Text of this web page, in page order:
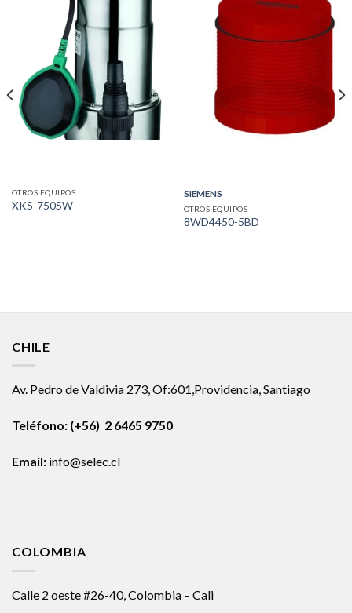
OTROS EQUIPOS
XKS-750SW
SIEMENS
OTROS EQUIPOS
8WD4450-5BD
CHILE
Av. Pedro de Valdivia 273, Of:601,Providencia, Santiago
Teléfono: (+56) 2 6465 9750
Email: info@selec.cl
COLOMBIA
Calle 2 oeste #26-40, Colombia – Cali